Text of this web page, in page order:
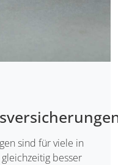
sind für viele in
besser